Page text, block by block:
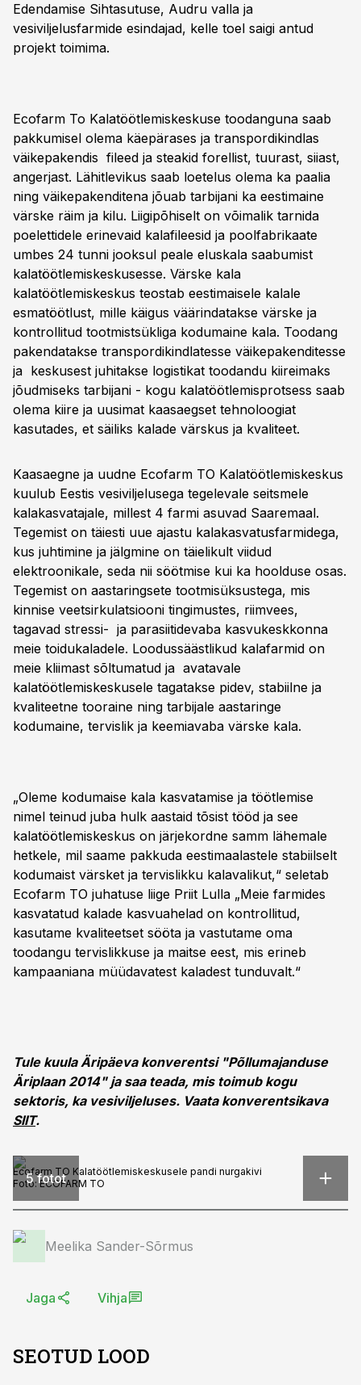
Edendamise Sihtasutuse, Audru valla ja
vesiviljelusfarmide esindajad, kelle toel saigi antud
projekt toimima.
Ecofarm To Kalatöötlemiskeskuse toodanguna saab
pakkumisel olema käepärases ja transpordikindlas
väikepakendis fileed ja steakid forellist, tuurast, siiast,
angerjast. Lähitlevikus saab loetelus olema ka paalia
ning väikepakenditena jõuab tarbijani ka eestimaine
värske räim ja kilu. Liigipõhiselt on võimalik tarnida
poelettidele erinevaid kalafileesid ja poolfabrikaate
umbes 24 tunni jooksul peale eluskala saabumist
kalatöötlemiskeskusesse. Värske kala
kalatöötlemiskeskus teostab eestimaisele kalale
esmatöötlust, mille käigus väärindatakse värske ja
kontrollitud tootmistsükliga kodumaine kala. Toodang
pakendatakse transpordikindlatesse väikepakenditesse
ja keskusest juhitakse logistikat toodandu kiireimaks
jõudmiseks tarbijani - kogu kalatöötlemisprotsess saab
olema kiire ja uusimat kaasaegset tehnoloogiat
kasutades, et säiliks kalade värskus ja kvaliteet.
Kaasaegne ja uudne Ecofarm TO Kalatöötlemiskeskus
kuulub Eestis vesiviljelusega tegelevale seitsmele
kalakasvatajale, millest 4 farmi asuvad Saaremaal.
Tegemist on täiesti uue ajastu kalakasvatusfarmidega,
kus juhtimine ja jälgmine on täielikult viidud
elektroonikale, seda nii söötmise kui ka hoolduse osas.
Tegemist on aastaringsete tootmisüksustega, mis
kinnise veetsirkulatsiooni tingimustes, riimvees,
tagavad stressi- ja parasiitidevaba kasvukeskkonna
meie toidukaladele. Loodussäästlikud kalafarmid on
meie kliimast sõltumatud ja avatavale
kalatöötlemiskeskusele tagatakse pidev, stabiilne ja
kvaliteetne tooraine ning tarbijale aastaringe
kodumaine, tervislik ja keemiavaba värske kala.
„Oleme kodumaise kala kasvatamise ja töötlemise
nimel teinud juba hulk aastaid tõsist tööd ja see
kalatöötlemiskeskus on järjekordne samm lähemale
hetkele, mil saame pakkuda eestimaalastele stabiilselt
kodumaist värsket ja tervislikku kalavalikut,“ seletab
Ecofarm TO juhatuse liige Priit Lulla „Meie farmides
kasvatatud kalade kasvuahelad on kontrollitud,
kasutame kvaliteetset sööta ja vastutame oma
toodangu tervislikkuse ja maitse eest, mis erineb
kampaaniana müüdavatest kaladest tunduvalt.“
Tule kuula Äripäeva konverentsi "Põllumajanduse
Äriplaan 2014" ja saa teada, mis toimub kogu
sektoris, ka vesiviljeluses. Vaata konverentsikava
SIIT.
5 fotot
Ecofarm TO Kalatöötlemiskeskusele pandi nurgakivi
Foto:ECOFARM TO
Meelika Sander-Sõrmus
Jaga Vihja
SEOTUD LOOD